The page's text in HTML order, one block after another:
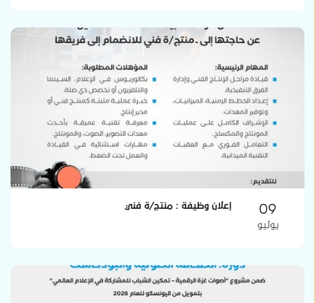
09
يوليو
إعلان وظيفة : منتج/ة فني